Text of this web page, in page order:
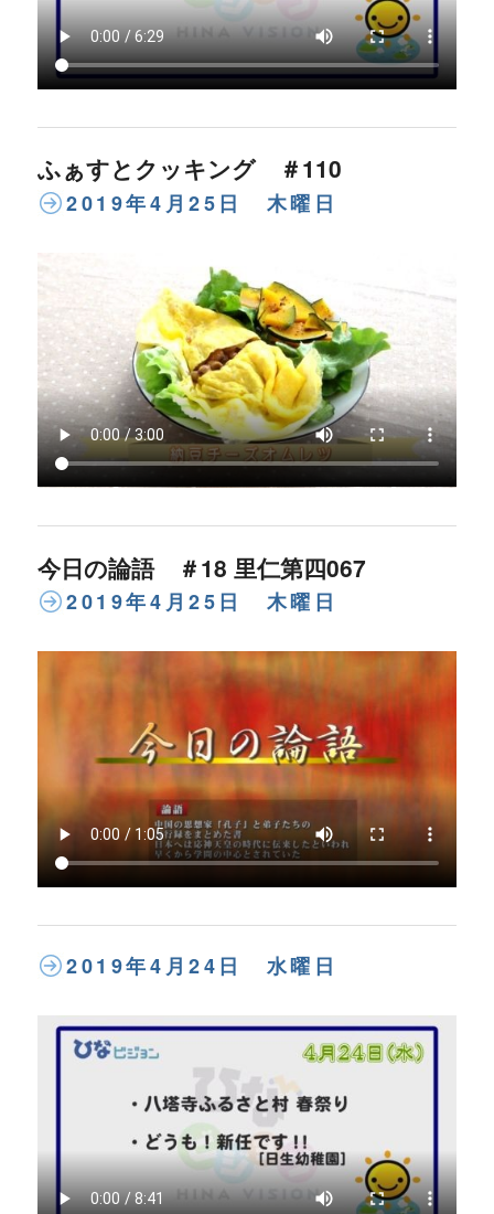
ふぁすとクッキング ＃110
2019年4月25日 木曜日
今日の論語 ＃18 里仁第四067
2019年4月25日 木曜日
2019年4月24日 水曜日